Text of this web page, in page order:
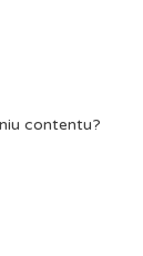
contentu?